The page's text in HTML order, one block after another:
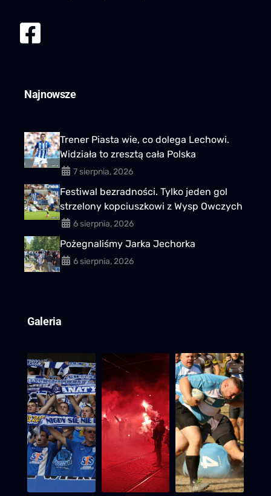
Najnowsze
Trener Piasta wie, co dolega Lechowi.
Widziała to zresztą cała Polska
7 sierpnia, 2026
Festiwal bezradności. Tylko jeden gol
strzelony kopciuszkowi z Wysp Owczych
6 sierpnia, 2026
Pożegnaliśmy Jarka Jechorka
6 sierpnia, 2026
Galeria